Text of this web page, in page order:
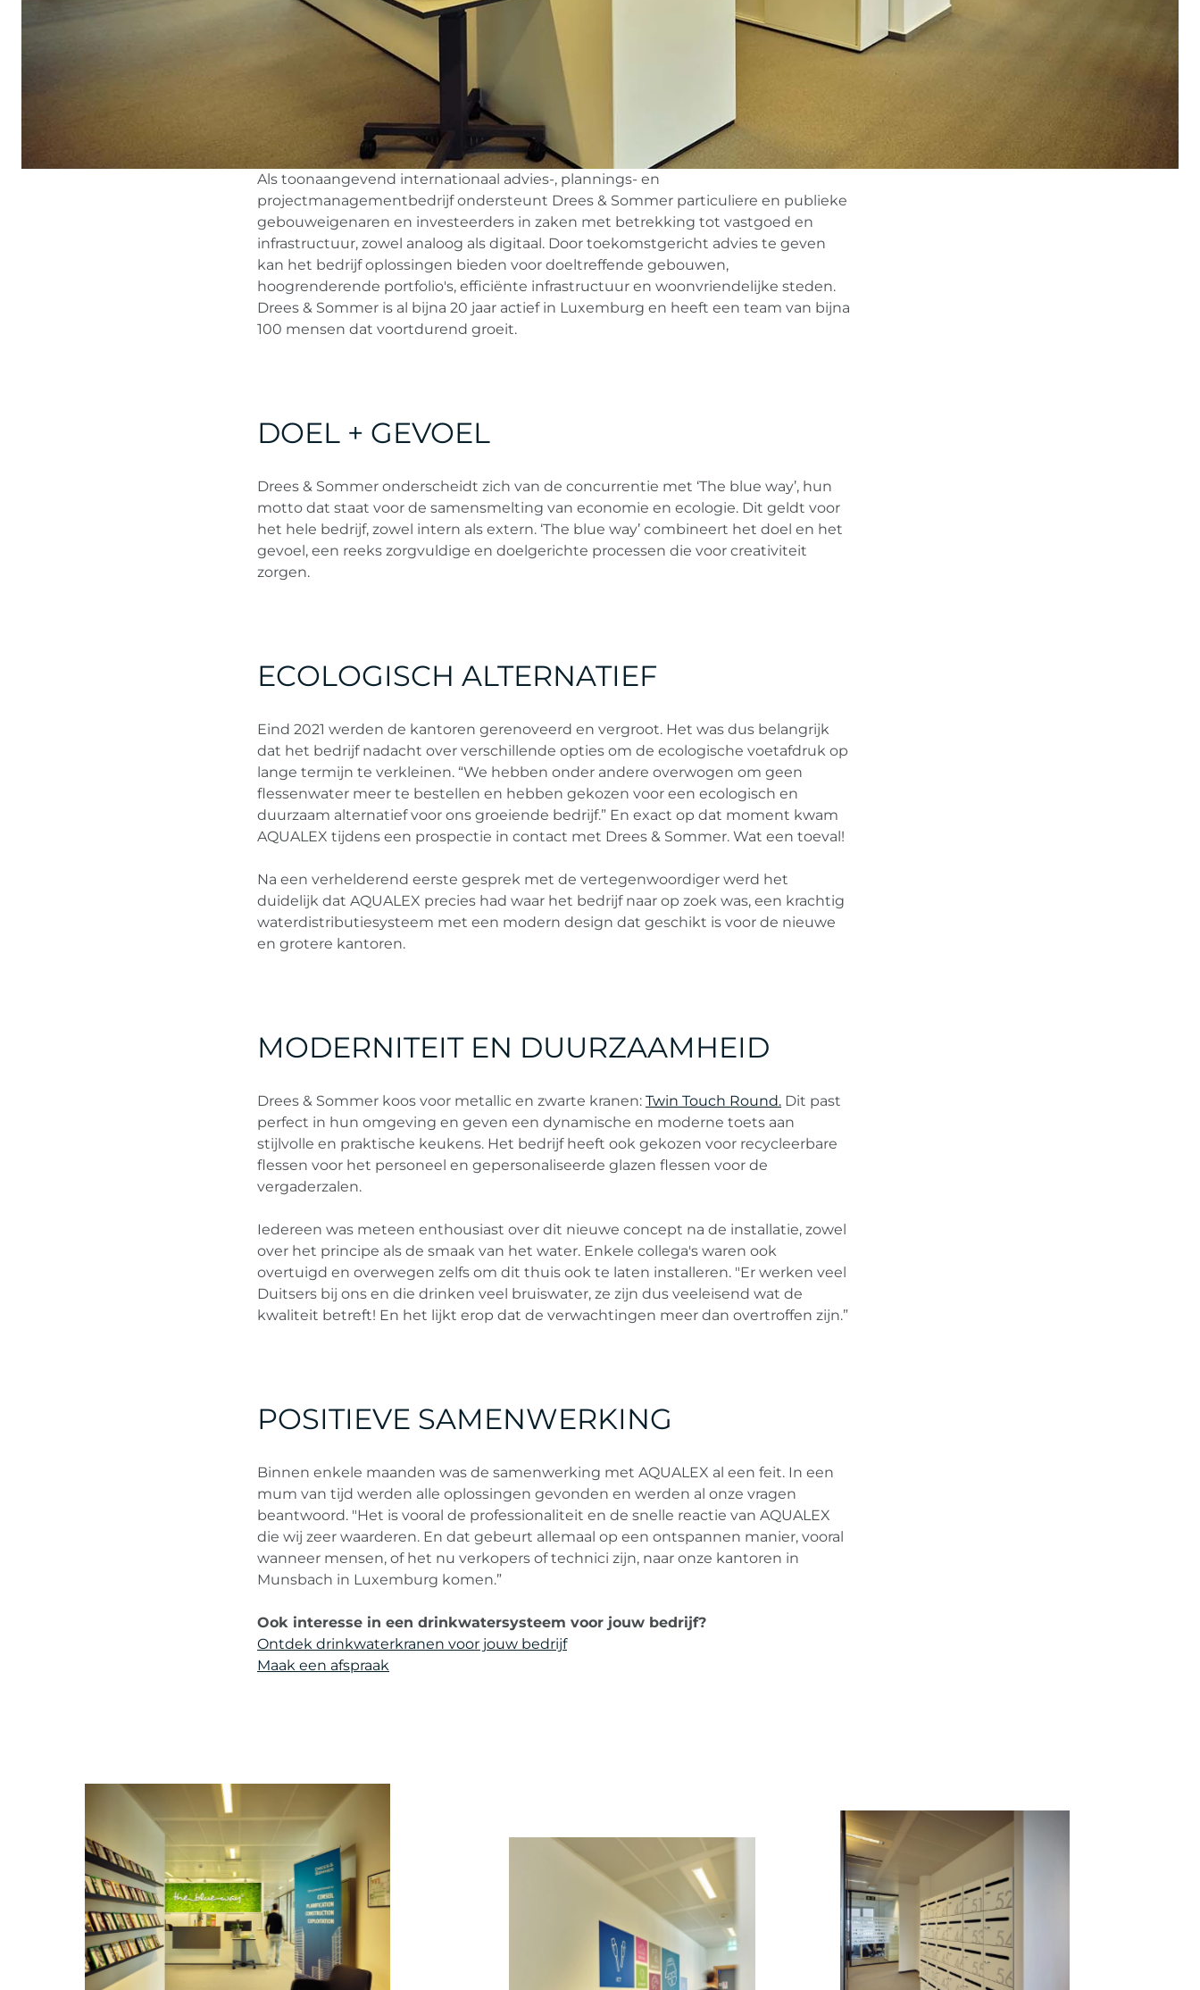
Als toonaangevend internationaal advies-, plannings- en
projectmanagementbedrijf ondersteunt Drees & Sommer particuliere en publieke
gebouweigenaren en investeerders in zaken met betrekking tot vastgoed en
infrastructuur, zowel analoog als digitaal. Door toekomstgericht advies te geven
kan het bedrijf oplossingen bieden voor doeltreffende gebouwen,
hoogrenderende portfolio's, efficiënte infrastructuur en woonvriendelijke steden.
Drees & Sommer is al bijna 20 jaar actief in Luxemburg en heeft een team van bijna
100 mensen dat voortdurend groeit.
DOEL + GEVOEL
Drees & Sommer onderscheidt zich van de concurrentie met ‘The blue way’, hun
motto dat staat voor de samensmelting van economie en ecologie. Dit geldt voor
het hele bedrijf, zowel intern als extern. ‘The blue way’ combineert het doel en het
gevoel, een reeks zorgvuldige en doelgerichte processen die voor creativiteit
zorgen.
ECOLOGISCH ALTERNATIEF
Eind 2021 werden de kantoren gerenoveerd en vergroot. Het was dus belangrijk
dat het bedrijf nadacht over verschillende opties om de ecologische voetafdruk op
lange termijn te verkleinen. “We hebben onder andere overwogen om geen
flessenwater meer te bestellen en hebben gekozen voor een ecologisch en
duurzaam alternatief voor ons groeiende bedrijf.” En exact op dat moment kwam
AQUALEX tijdens een prospectie in contact met Drees & Sommer. Wat een toeval!
Na een verhelderend eerste gesprek met de vertegenwoordiger werd het
duidelijk dat AQUALEX precies had waar het bedrijf naar op zoek was, een krachtig
waterdistributiesysteem met een modern design dat geschikt is voor de nieuwe
en grotere kantoren.
MODERNITEIT EN DUURZAAMHEID
Drees & Sommer koos voor metallic en zwarte kranen: Twin Touch Round. Dit past
perfect in hun omgeving en geven een dynamische en moderne toets aan
stijlvolle en praktische keukens. Het bedrijf heeft ook gekozen voor recycleerbare
flessen voor het personeel en gepersonaliseerde glazen flessen voor de
vergaderzalen.
Iedereen was meteen enthousiast over dit nieuwe concept na de installatie, zowel
over het principe als de smaak van het water. Enkele collega's waren ook
overtuigd en overwegen zelfs om dit thuis ook te laten installeren. "Er werken veel
Duitsers bij ons en die drinken veel bruiswater, ze zijn dus veeleisend wat de
kwaliteit betreft! En het lijkt erop dat de verwachtingen meer dan overtroffen zijn.”
POSITIEVE SAMENWERKING
Binnen enkele maanden was de samenwerking met AQUALEX al een feit. In een
mum van tijd werden alle oplossingen gevonden en werden al onze vragen
beantwoord. "Het is vooral de professionaliteit en de snelle reactie van AQUALEX
die wij zeer waarderen. En dat gebeurt allemaal op een ontspannen manier, vooral
wanneer mensen, of het nu verkopers of technici zijn, naar onze kantoren in
Munsbach in Luxemburg komen.”
Ook interesse in een drinkwatersysteem voor jouw bedrijf?
Ontdek drinkwaterkranen voor jouw bedrijf
Maak een afspraak